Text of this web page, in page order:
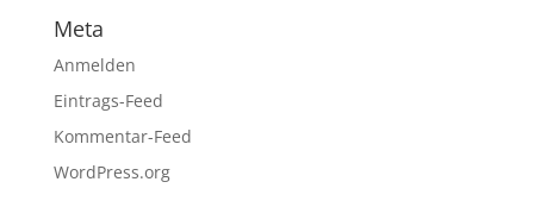
Meta
Anmelden
Eintrags-Feed
Kommentar-Feed
WordPress.org